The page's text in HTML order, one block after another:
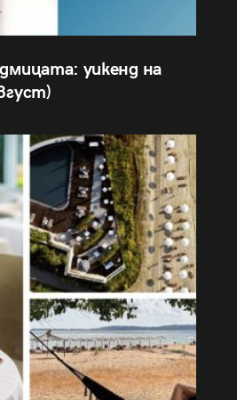
уикенд на